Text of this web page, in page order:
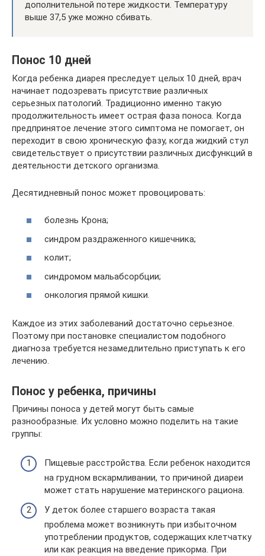
дополнительной потере жидкости. Температуру
выше 37,5 уже можно сбивать.
Понос 10 дней
Когда ребенка диарея преследует целых 10 дней, врач
начинает подозревать присутствие различных
серьезных патологий. Традиционно именно такую
продолжительность имеет острая фаза поноса. Когда
предпринятое лечение этого симптома не помогает, он
переходит в свою хроническую фазу, когда жидкий стул
свидетельствует о присутствии различных дисфункций в
деятельности детского организма.
Десятидневный понос может провоцировать:
болезнь Крона;
синдром раздраженного кишечника;
колит;
синдромом мальабсорбции;
онкология прямой кишки.
Каждое из этих заболеваний достаточно серьезное.
Поэтому при постановке специалистом подобного
диагноза требуется незамедлительно приступать к его
лечению.
Понос у ребенка, причины
Причины поноса у детей могут быть самые
разнообразные. Их условно можно поделить на такие
группы:
Пищевые расстройства. Если ребенок находится
на грудном вскармливании, то причиной диареи
может стать нарушение материнского рациона.
У деток более старшего возраста такая
проблема может возникнуть при избыточном
употреблении продуктов, содержащих клетчатку
или как реакция на введение прикорма. При